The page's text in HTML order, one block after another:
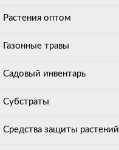
Растения оптом
Газонные травы
Садовый инвентарь
Субстраты
Средства защиты растений